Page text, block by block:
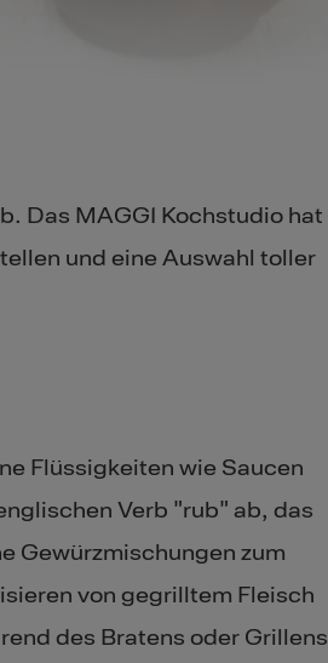
Das MAGGI Kochstudio hat
und eine Auswahl toller
Flüssigkeiten wie Saucen
Verb "rub" ab, das
Gewürzmischungen zum
von gegrilltem Fleisch
des Bratens oder Grillens